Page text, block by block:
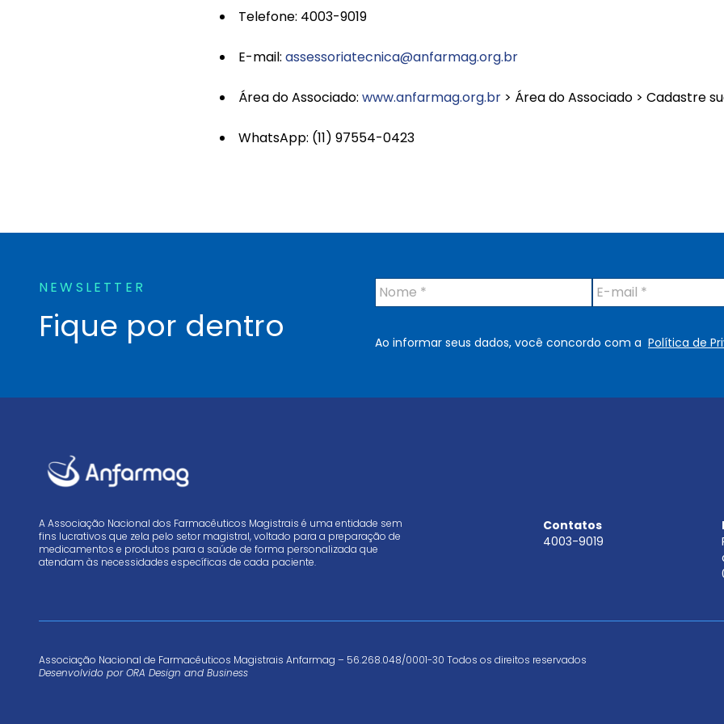
Telefone: 4003-9019
E-mail: assessoriatecnica@anfarmag.org.br
Área do Associado: www.anfarmag.org.br > Área do Associado > Cadastre
WhatsApp: (11) 97554-0423
NEWSLETTER
Fique por dentro
N
o
*
E
-
i
Ao informar seus dados, você concordo com a Política de
A Associação Nacional dos Farmacêuticos Magistrais é uma entidade sem
fins lucrativos que zela pelo setor magistral, voltado para a preparação de
medicamentos e produtos para a saúde de forma personalizada que
atendam às necessidades específicas de cada paciente.
Contatos
4003-9019
Associação Nacional de Farmacêuticos Magistrais Anfarmag – 56.268.048/0001-30 Todos os direitos reservados
Desenvolvido porORA Design and Business